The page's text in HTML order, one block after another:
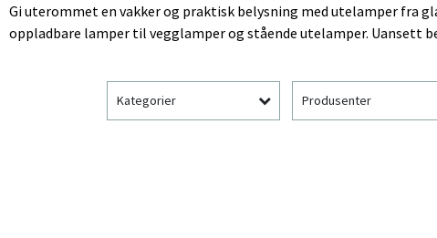
Gi uterommet en vakker og praktisk belysning med utelamper fra
oppladbare lamper til vegglamper og stående utelamper. Uansett
Kategorier Produsenter